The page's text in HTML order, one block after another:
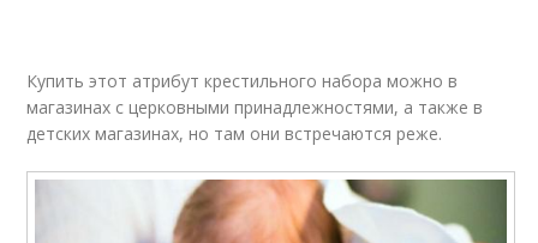
Купить этот атрибут крестильного набора можно в
магазинах с церковными принадлежностями, а также в
детских магазинах, но там они встречаются реже.